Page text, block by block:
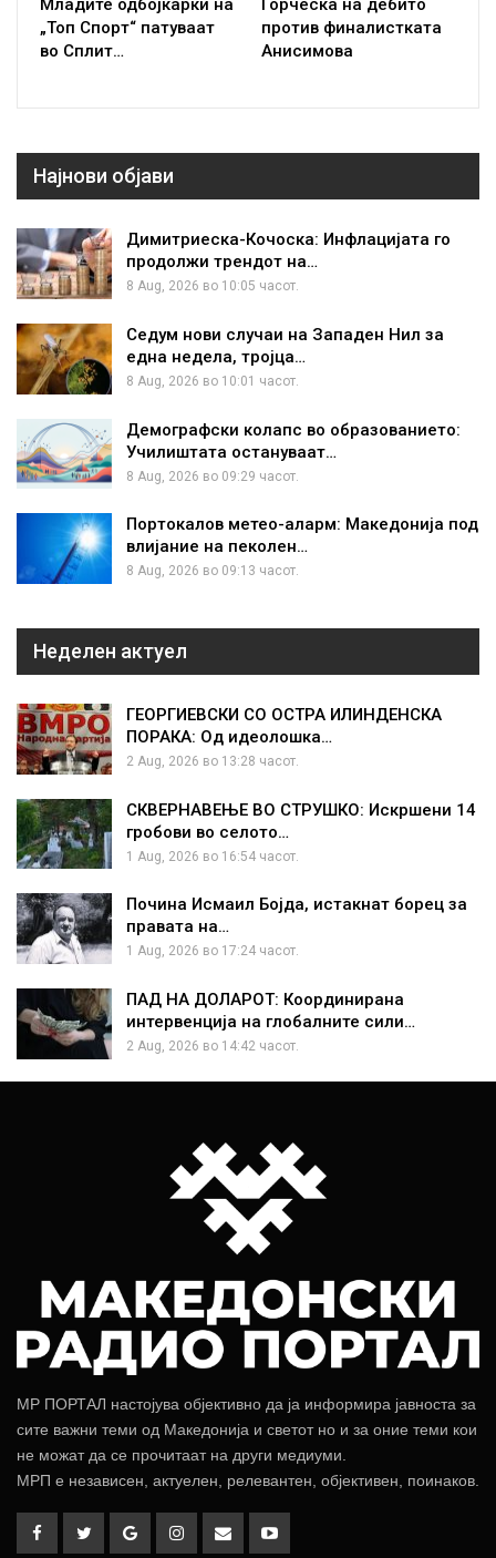
Младите одбојкарки на
„Топ Спорт“ патуваат
во Сплит…
Ѓорческа на дебито
против финалистката
Анисимова
Најнови објави
Димитриеска-Кочоска: Инфлацијата го
продолжи трендот на…
8 Aug, 2026 во 10:05 часот.
Седум нови случаи на Западен Нил за
една недела, тројца…
8 Aug, 2026 во 10:01 часот.
Демографски колапс во образованието:
Училиштата остануваат…
8 Aug, 2026 во 09:29 часот.
Портокалов метео-аларм: Македонија под
влијание на пеколен…
8 Aug, 2026 во 09:13 часот.
Неделен актуел
ГЕОРГИЕВСКИ СО ОСТРА ИЛИНДЕНСКА
ПОРАКА: Од идеолошка…
2 Aug, 2026 во 13:28 часот.
СКВЕРНАВЕЊЕ ВО СТРУШКО: Искршени 14
гробови во селото…
1 Aug, 2026 во 16:54 часот.
Почина Исмаил Бојда, истакнат борец за
правата на…
1 Aug, 2026 во 17:24 часот.
ПАД НА ДОЛАРОТ: Координирана
интервенција на глобалните сили…
2 Aug, 2026 во 14:42 часот.
МР ПОРТАЛ настојува објективно да ја информира јавноста за
сите важни теми од Македонија и светот но и за оние теми кои
не можат да се прочитаат на други медиуми.
МРП е независен, актуелен, релевантен, објективен, поинаков.